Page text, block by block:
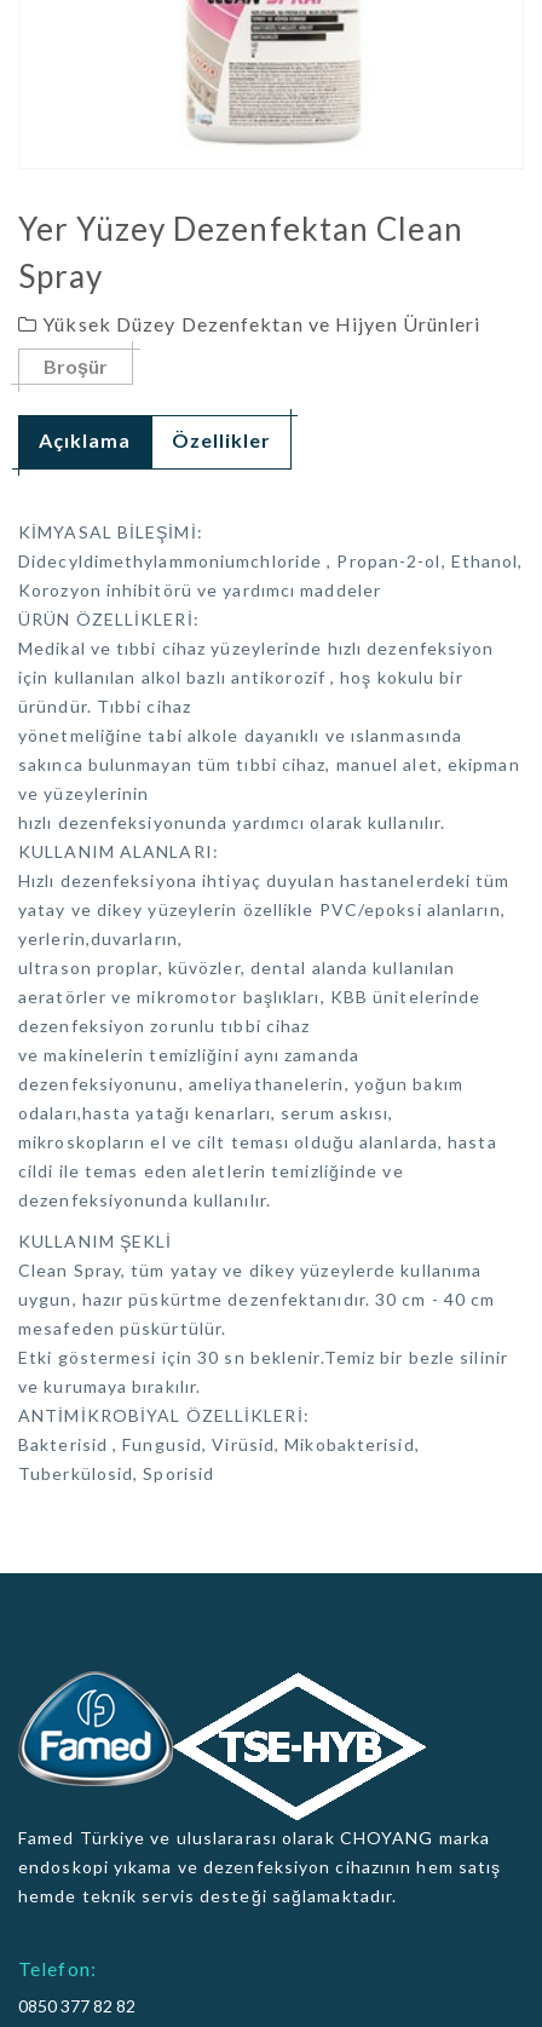
Yer Yüzey Dezenfektan Clean
Spray
Yüksek Düzey Dezenfektan ve Hijyen Ürünleri
Broşür
Açıklama Özellikler
KİMYASAL BİLEŞİMİ:
Didecyldimethylammoniumchloride , Propan-2-ol, Ethanol,
Korozyon inhibitörü ve yardımcı maddeler
ÜRÜN ÖZELLİKLERİ:
Medikal ve tıbbi cihaz yüzeylerinde hızlı dezenfeksiyon
için kullanılan alkol bazlı antikorozif , hoş kokulu bir
üründür. Tıbbi cihaz
yönetmeliğine tabi alkole dayanıklı ve ıslanmasında
sakınca bulunmayan tüm tıbbi cihaz, manuel alet, ekipman
ve yüzeylerinin
hızlı dezenfeksiyonunda yardımcı olarak kullanılır.
KULLANIM ALANLARI:
Hızlı dezenfeksiyona ihtiyaç duyulan hastanelerdeki tüm
yatay ve dikey yüzeylerin özellikle PVC/epoksi alanların,
yerlerin,duvarların,
ultrason proplar, küvözler, dental alanda kullanılan
aeratörler ve mikromotor başlıkları, KBB ünitelerinde
dezenfeksiyon zorunlu tıbbi cihaz
ve makinelerin temizliğini aynı zamanda
dezenfeksiyonunu, ameliyathanelerin, yoğun bakım
odaları,hasta yatağı kenarları, serum askısı,
mikroskopların el ve cilt teması olduğu alanlarda, hasta
cildi ile temas eden aletlerin temizliğinde ve
dezenfeksiyonunda kullanılır.
KULLANIM ŞEKLİ
Clean Spray, tüm yatay ve dikey yüzeylerde kullanıma
uygun, hazır püskürtme dezenfektanıdır. 30 cm - 40 cm
mesafeden püskürtülür.
Etki göstermesi için 30 sn beklenir.Temiz bir bezle silinir
ve kurumaya bırakılır.
ANTİMİKROBİYAL ÖZELLİKLERİ:
Bakterisid , Fungusid, Virüsid, Mikobakterisid,
Tuberkülosid, Sporisid
Famed Türkiye ve uluslararası olarak CHOYANG marka
endoskopi yıkama ve dezenfeksiyon cihazının hem satış
hemde teknik servis desteği sağlamaktadır.
Telefon:
0850 377 82 82